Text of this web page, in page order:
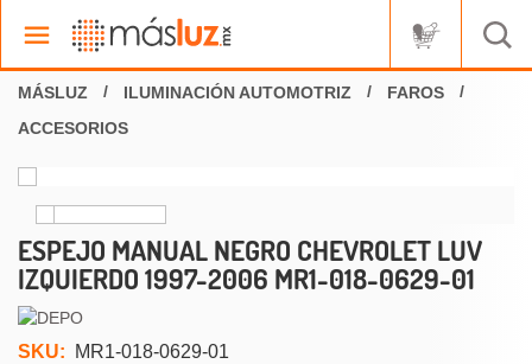
ILUMINACIÓN AUTOMOTRIZ
FAROS
ACCESORIOS
ESPEJO MANUAL NEGRO CHEVROLET LUV
IZQUIERDO 1997-2006 MR1-018-0629-01
SKU: MR1-018-0629-01